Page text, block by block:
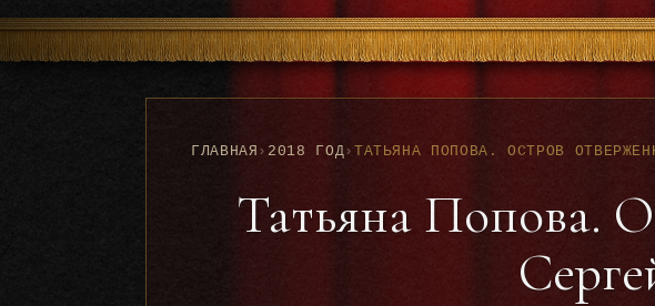
ГЛАВНАЯ › 2018 ГОД›
Татьяна Попова.